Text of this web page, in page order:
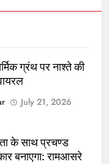
ग्रंथ पर नाश्ते की
July 21, 2026
के साथ प्रचण्ड
बनाएगा: रामआसरे